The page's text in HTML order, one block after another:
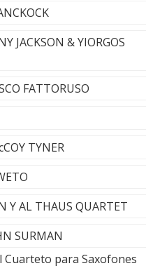
JACKSON & YIORGOS
FATTORUSO
TYNER
Y AL THAUS QUARTET
SURMAN
para Saxofones